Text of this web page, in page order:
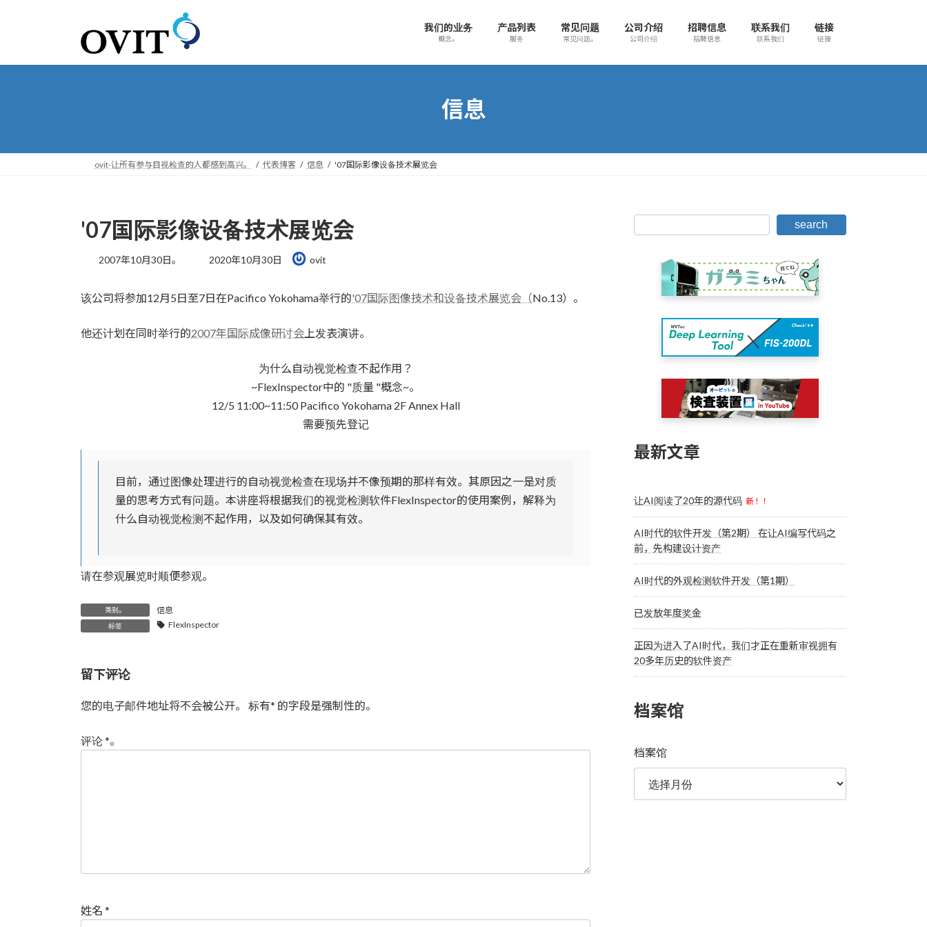
我们的业务
概念。
产品列表
服务
常见问题
常见问题。
公司介绍
公司介绍
招聘信息
招聘信息
联系我们
联系我们
链接
链接
信息
ovit-让所有参与目视检查的人都感到高兴。 代表博客 信息 '07国际影像设备技术展览会
'07国际影像设备技术展览会
2007年10月30日。
最
新
间：
2020年10月30日 ovit
该公司将参加12月5日至7日在Pacifico Yokohama举行的'07国际图像技术和设备技术展览会（No.13）。
他还计划在同时举行的2007年国际成像研讨会 上发表演讲。
为什么自动视觉检查不起作用？
~FlexInspector中的 "质量 "概念~。
12/5 11:00~11:50 Pacifico Yokohama 2F Annex Hall
需要预先登记
目前，通过图像处理进行的自动视觉检查在现场并不像预期的那样有效。其原因之一是对质
量的思考方式有问题。本讲座将根据我们的视觉检测软件FlexInspector的使用案例，解释为
什么自动视觉检测不起作用，以及如何确保其有效。
请在参观展览时顺便参观。
类别。 信息
标签 FlexInspector
留下评论
您的电子邮件地址将不会被公开。 标有* 的字段是强制性的。
评论*。
姓名 *
search
最新文章
让AI阅读了20年的源代码 新！！
AI时代的软件开发（第2期） 在让AI编写代码之
前，先构建设计资产
AI时代的外观检测软件开发（第1期）
已发放年度奖金
正因为进入了AI时代，我们才正在重新审视拥有
20多年历史的软件资产
档案馆
档案馆